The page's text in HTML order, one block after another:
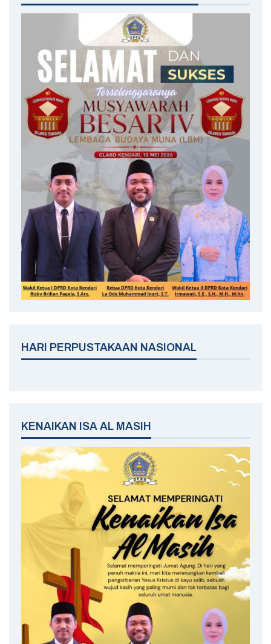
HARI PERPUSTAKAAN NASIONAL
KENAIKAN ISA AL MASIH